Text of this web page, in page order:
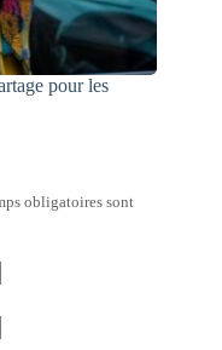
pour les
obligatoires sont